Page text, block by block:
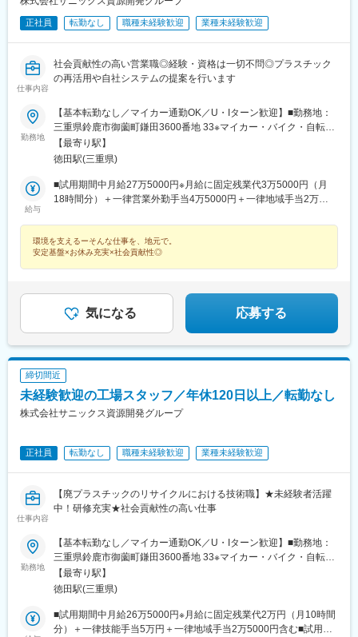
正社員 転勤なし 職種未経験歓迎 業種未経験歓迎
仕事内容
社会貢献性の高い営業職◎経験・資格は一切不問◎プラスチック
の再活用や自社システムの提案を行います
勤務地
【基本転勤なし／マイカー通勤OK／U・Iターン歓迎】■勤務地：
三重県鈴鹿市御薗町鎌田3600番地 33※マイカー・バイク・自転車
通勤可（駐車場あり／交通費支給）受動喫煙対策：屋内禁煙
【最寄り駅】
徳田駅(三重県)
給与
■試用期間中月給27万5000円※月給に固定残業代3万5000円（月
18時間分）＋一律営業外勤手当4万5000円＋一律地域手当2万
万5000円（月18時間分）＋一律営業外勤手当4万5000円＋一律地
域手当2万5000円含む※いずれも固定残業代は残業の有無に関わら
ず支給／超過分は別途支給
環境を支えるーそんな仕事を、地元で。
安定基盤×お休み充実×社会貢献性◎
気になる 応募する
締切間近
未経験歓迎の工場スタッフ／年休120日以上／転勤なし
株式会社サニックス資源開発グループ
正社員 転勤なし 職種未経験歓迎 業種未経験歓迎
仕事内容
【廃プラスチックのリサイクルにおける技術職】★未経験者活躍
中！研修充実★社会貢献性の高い仕事
勤務地
【基本転勤なし／マイカー通勤OK／U・Iターン歓迎】■勤務地：
三重県鈴鹿市御薗町鎌田3600番地 33※マイカー・バイク・自転車
通勤可（駐車場あり／交通費支給）受動喫煙対策：屋内禁煙
【最寄り駅】
徳田駅(三重県)
■試用期間中月給26万5000円※月給に固定残業代2万円（月10時間
分）＋一律技能手当5万円＋一律地域手当2万5000円含む■試用期